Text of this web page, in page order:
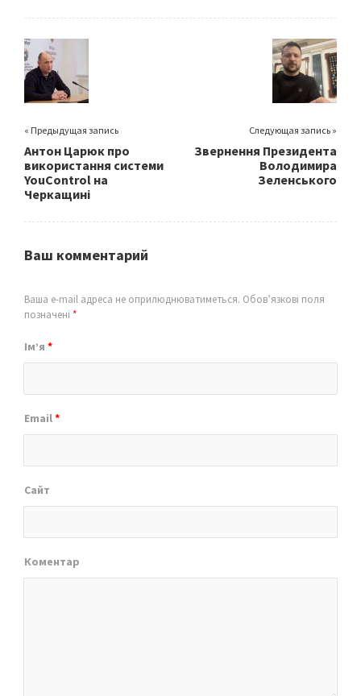
o
o
k
er
« Предыдущая запись
Антон Царюк про
використання системи
YouControl на
Черкащині
Следующая запись »
Звернення Президента
Володимира
Зеленського
Ваш комментарий
Ваша e-mail адреса не оприлюднюватиметься. Обов’язкові поля
позначені *
Ім’я *
Email*
Сайт
Коментар